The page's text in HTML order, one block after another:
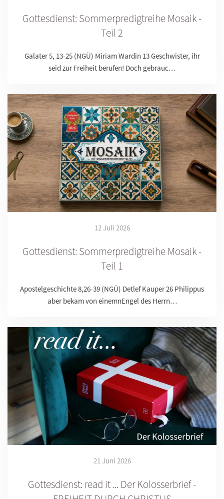
Gottesdienst: Sommerpredigtreihe Mosaik -
Teil 2
Galater 5, 13-25 (NGÜ) Miriam Wardin 13 Geschwister, ihr
seid zur Freiheit berufen! Doch gebrauc…
12 Juli 2026
Gottesdienst: Sommerpredigtreihe Mosaik -
Teil 1
Apostelgeschichte 8,26-39 (NGÜ) Detlef Kauper 26 Philippus
aber bekam von einemnEngel des Herrn…
21 Juni 2026
Gottesdienst: read it ... Der Kolosserbrief -